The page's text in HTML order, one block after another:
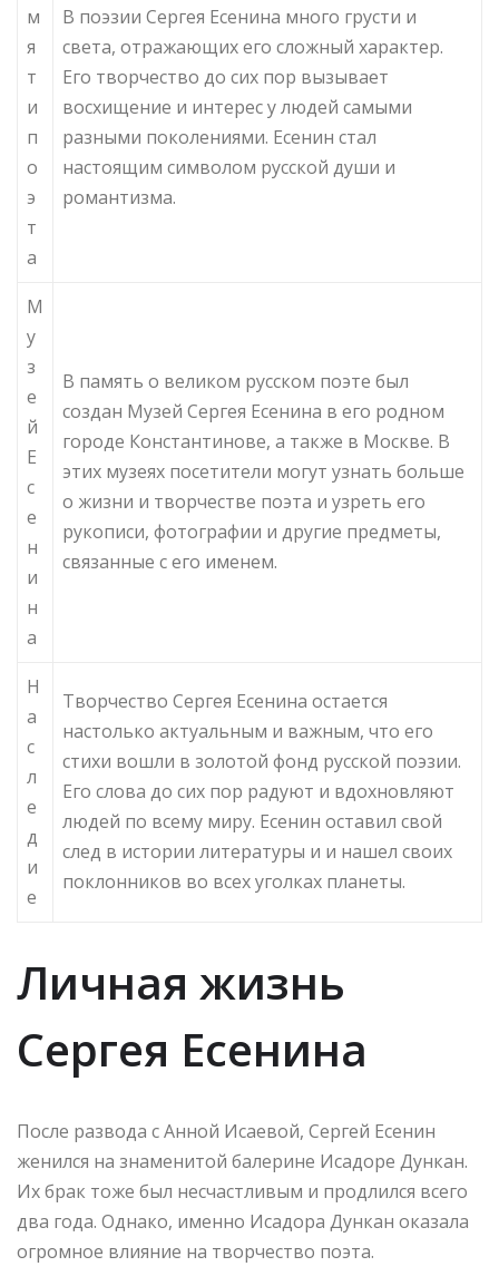
м
я
т
и
п
о
э
т
а
В поэзии Сергея Есенина много грусти и
света, отражающих его сложный характер.
Его творчество до сих пор вызывает
восхищение и интерес у людей самыми
разными поколениями. Есенин стал
настоящим символом русской души и
романтизма.
М
у
з
е
й
Е
с
е
н
и
н
а
В память о великом русском поэте был
создан Музей Сергея Есенина в его родном
городе Константинове, а также в Москве. В
этих музеях посетители могут узнать больше
о жизни и творчестве поэта и узреть его
рукописи, фотографии и другие предметы,
связанные с его именем.
Н
а
с
л
е
д
и
е
Творчество Сергея Есенина остается
настолько актуальным и важным, что его
стихи вошли в золотой фонд русской поэзии.
Его слова до сих пор радуют и вдохновляют
людей по всему миру. Есенин оставил свой
след в истории литературы и и нашел своих
поклонников во всех уголках планеты.
Личная жизнь
Сергея Есенина
После развода с Анной Исаевой, Сергей Есенин
женился на знаменитой балерине Исадоре Дункан.
Их брак тоже был несчастливым и продлился всего
два года. Однако, именно Исадора Дункан оказала
огромное влияние на творчество поэта.